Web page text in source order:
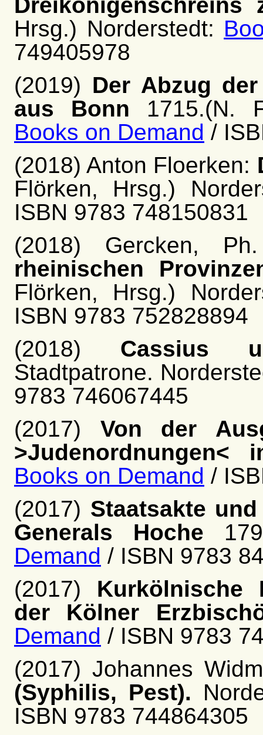
Hrsg.) Norderstedt:
749405978
(2019) Der Abzug
aus Bonn 1715.(N.
Books on Demand /
(2018) Anton Floerken:
Flörken, Hrsg.)
ISBN 9783 748150831
(2018) Gercken,
rheinischen
Flörken, Hrsg.)
ISBN 9783 752828894
(2018) Cassius
Stadtpatrone.
9783 746067445
(2017) Von der
>Judenordnungen<
Books on Demand /
(2017) Staatsakte
Generals Hoche
Demand / ISBN 9783
(2017) Kurkölnische
der Kölner
Demand / ISBN 9783
(2017) Johannes
(Syphilis, Pest).
ISBN 9783 744864305